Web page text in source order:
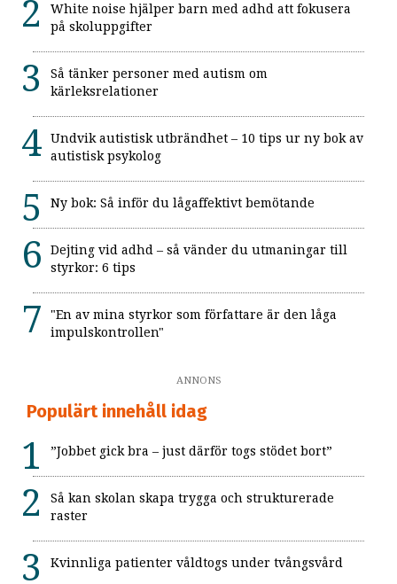
White noise hjälper barn med adhd att fokusera
på skoluppgifter
Så tänker personer med autism om
kärleksrelationer
Undvik autistisk utbrändhet – 10 tips ur ny bok av
autistisk psykolog
Ny bok: Så inför du lågaffektivt bemötande
Dejting vid adhd – så vänder du utmaningar till
styrkor: 6 tips
"En av mina styrkor som författare är den låga
impulskontrollen"
ANNONS
Populärt innehåll idag
”Jobbet gick bra – just därför togs stödet bort”
Så kan skolan skapa trygga och strukturerade
raster
Kvinnliga patienter våldtogs under tvångsvård